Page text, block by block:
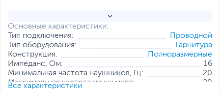
Основные характеристики:
Тип подключения:
Проводной
Тип оборудования:
Гарнитура
Конструкция:
Полноразмерные
Импеданс, Ом:
16
Минимальная частота наушников, Гц:
20
Максимальная частота наушников,
20
Все характеристики